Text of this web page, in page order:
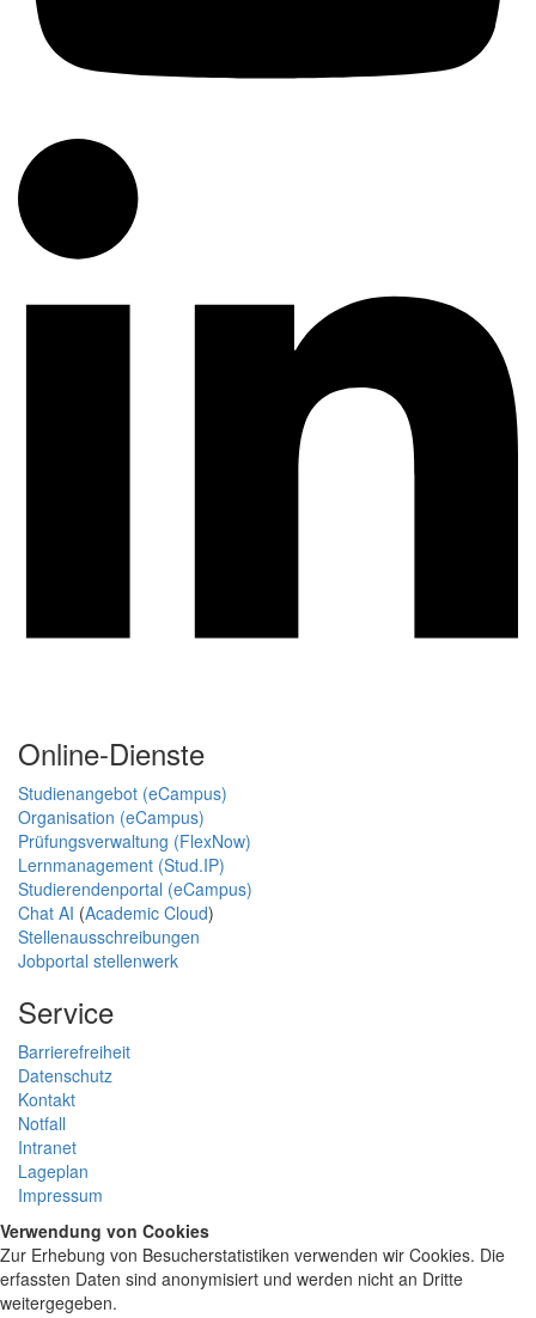
Online-Dienste
Studienangebot (eCampus)
Organisation (eCampus)
Prüfungsverwaltung (FlexNow)
Lernmanagement (Stud.IP)
Studierendenportal (eCampus)
Chat AI (Academic Cloud)
Stellenausschreibungen
Jobportal stellenwerk
Service
Barrierefreiheit
Datenschutz
Kontakt
Notfall
Intranet
Lageplan
Impressum
Verwendung von Cookies
Zur Erhebung von Besucherstatistiken verwenden wir Cookies. Die
erfassten Daten sind anonymisiert und werden nicht an Dritte
weitergegeben.